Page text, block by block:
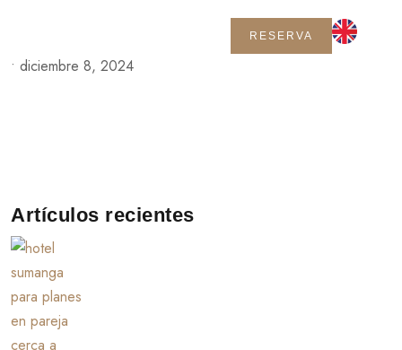
RESERVA
• diciembre 8, 2024
Artículos recientes